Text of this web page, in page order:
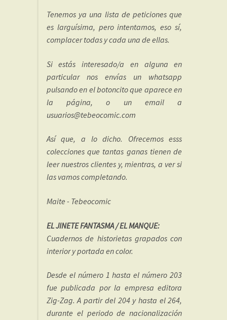
Tenemos ya una lista de peticiones que
es larguísima, pero intentamos, eso sí,
complacer todas y cada una de ellas.
Si estás interesado/a en alguna en
particular nos envías un whatsapp
pulsando en el botoncito que aparece en
la página, o un email a
usuarios@tebeocomic.com
Así que, a lo dicho. Ofrecemos esss
colecciones que tantas ganas tienen de
leer nuestros clientes y, mientras, a ver si
las vamos completando.
Maite - Tebeocomic
EL JINETE FANTASMA / EL MANQUE:
Cuadernos de historietas grapados con
interior y portada en color.
Desde el número 1 hasta el número 203
fue publicada por la empresa editora
Zig-Zag. A partir del 204 y hasta el 264,
durante el periodo de nacionalización